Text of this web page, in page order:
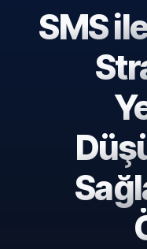
SMS